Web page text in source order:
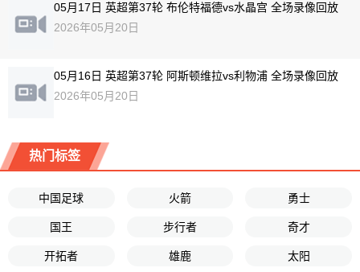
05月17日 英超第37轮 布伦特福德vs水晶宫 全场录像回放
2026年05月20日
05月16日 英超第37轮 阿斯顿维拉vs利物浦 全场录像回放
2026年05月20日
热门标签
中国足球 火箭 勇士
国王 步行者 奇才
开拓者 雄鹿 太阳